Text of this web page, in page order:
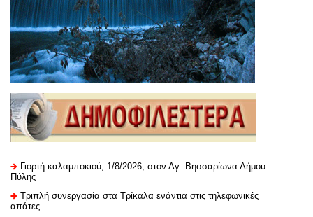
Γιορτή καλαμποκιού, 1/8/2026, στον Αγ. Βησσαρίωνα Δήμου
Πύλης
Τριπλή συνεργασία στα Τρίκαλα ενάντια στις τηλεφωνικές
απάτες